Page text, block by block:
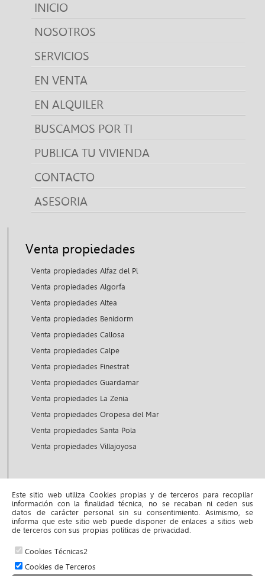
Este sitio web utiliza Cookies propias y de terceros para recopilar
información con la finalidad técnica, no se recaban ni ceden sus
datos de carácter personal sin su consentimiento. Asimismo, se
informa que este sitio web puede disponer de enlaces a sitios web
de terceros con sus propias políticas de privacidad.
Cookies Técnicas2
Cookies de Terceros
INICIO
NOSOTROS
SERVICIOS
EN VENTA
EN ALQUILER
BUSCAMOS POR TI
PUBLICA TU VIVIENDA
CONTACTO
ASESORIA
Venta propiedades
Venta propiedades Alfaz del Pi
Venta propiedades Algorfa
Venta propiedades Altea
Venta propiedades Benidorm
Venta propiedades Callosa
Venta propiedades Calpe
Venta propiedades Finestrat
Venta propiedades Guardamar
Venta propiedades La Zenia
Venta propiedades Oropesa del Mar
Venta propiedades Santa Pola
Venta propiedades Villajoyosa
Alquiler propiedades
Alquiler propiedades Altea
Alquiler propiedades Benidorm
© 2026 www.inmojustyna.com |